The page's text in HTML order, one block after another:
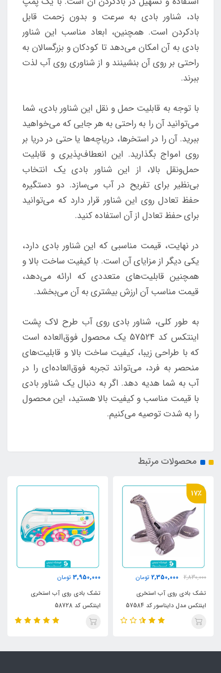
باد، شناور بادی به سرعت و بدون زحمت قابل
بادکردن است. همچنین، ابعاد مناسب این شناور
بادی به آن امکان می‌دهد تا کودکان و بزرگسالان به
راحتی بر روی آن بنشینند و از شناوری روی آب لذت
ببرند.
با توجه به قابلیت حمل و نقل این شناور بادی، شما
می‌توانید آن را به راحتی به هر جایی که می‌خواهید
ببرید. آن را در استخرها، دریاچه‌ها یا حتی در دریا بر
روی امواج بگذارید. این انعطاف‌پذیری و قابلیت
حمل‌ونقل بالا، از این شناور بادی یک انتخاب
بی‌نظیر برای تفریح در آب می‌سازد. دو دستگیره
حفظ تعادل روی این شناور قرار دارد که می‌توانید
برای حفظ تعادل از آن استفاده کنید.
در نهایت، قیمت مناسبی که این شناور بادی دارد،
یکی دیگر از مزایای آن است. با کیفیت ساخت بالا و
همچنین قابلیت‌های متعددی که ارائه می‌دهد،
قیمت مناسب آن ارزش بیشتری به آن می‌بخشد.
به طور کلی، شناور بادی روی آب طرح لاک پشت
اینتکس کد 57524 یک محصول فوق‌العاده است
که با طراحی زیبا، کیفیت ساخت بالا و قابلیت‌های
منحصر به فرد، می‌تواند تجربه فوق‌العاده‌ای را در
آب به شما هدیه دهد. اگر به دنبال یک شناور بادی
با قیمت مناسب و کیفیت بالا هستید، این محصول
را به شدت توصیه می‌کنیم.
محصولات مرتبط
17٪
2,830,000
2,350,000 تومان
تشک بادی روی آب استخری
اینتکس مدل دایناسور کد 57584
3,950,000 تومان
تشک بادی روی آب استخری
اینتکس کد 58728